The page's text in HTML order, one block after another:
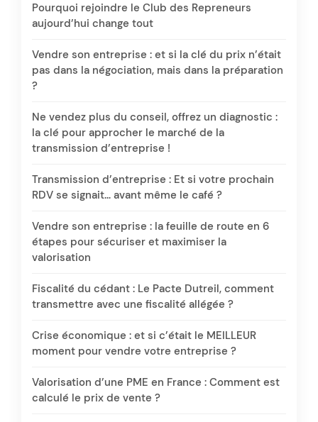
Pourquoi rejoindre le Club des Repreneurs
aujourd’hui change tout
Vendre son entreprise : et si la clé du prix n’était
pas dans la négociation, mais dans la préparation
?
Ne vendez plus du conseil, offrez un diagnostic :
la clé pour approcher le marché de la
transmission d’entreprise !
Transmission d’entreprise : Et si votre prochain
RDV se signait… avant même le café ?
Vendre son entreprise : la feuille de route en 6
étapes pour sécuriser et maximiser la
valorisation
Fiscalité du cédant : Le Pacte Dutreil, comment
transmettre avec une fiscalité allégée ?
Crise économique : et si c’était le MEILLEUR
moment pour vendre votre entreprise ?
Valorisation d’une PME en France : Comment est
calculé le prix de vente ?